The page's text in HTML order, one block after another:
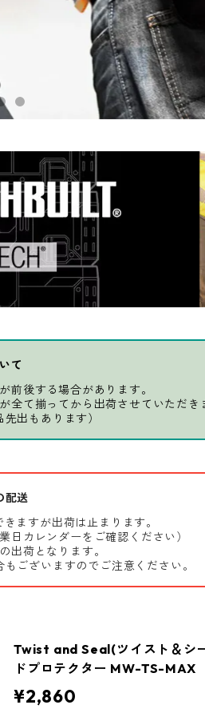
て
前後する場合があります。
全て揃ってから出荷させていただき
出もあります）
配送
ますが出荷は止まります。
日カレンダーをご確認ください）
出荷となります。
ございますのでご注意ください。
Twist and Seal(ツイスト＆シ
ドプロテクター MW-TS-MAX
¥2,860